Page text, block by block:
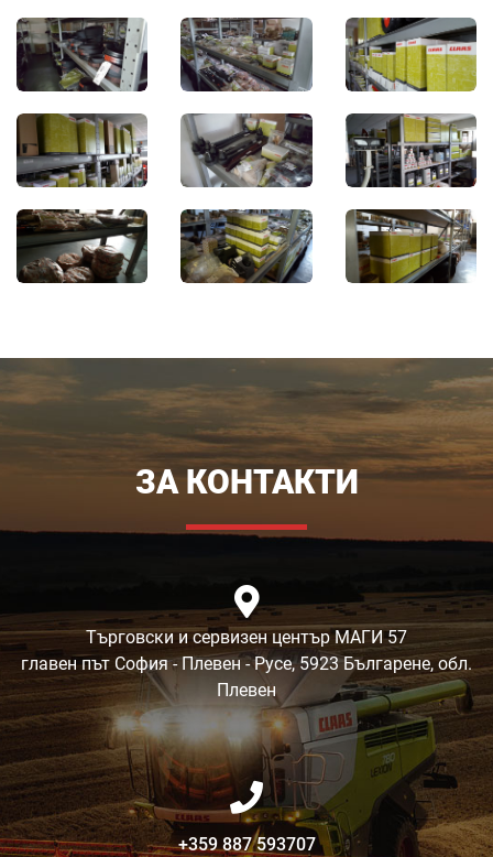
ЗА КОНТАКТИ
Търговски и сервизен център МАГИ 57
главен път София - Плевен - Русе, 5923 Българене, обл.
Плевен
+359 887 593707